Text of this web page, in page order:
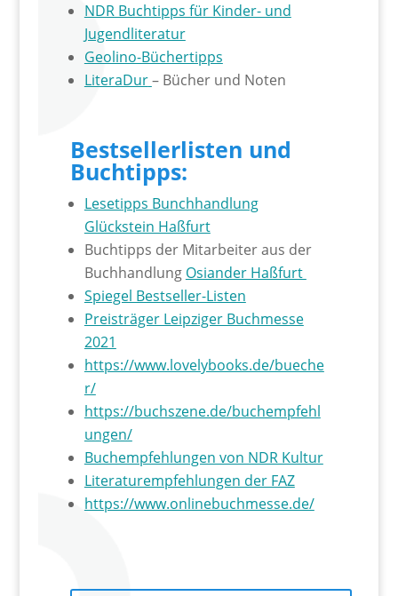
NDR Buchtipps für Kinder- und
Jugendliteratur
Geolino-Büchertipps
LiteraDur– Bücher und Noten
Bestsellerlisten und
Buchtipps:
Lesetipps Bunchhandlung
Glückstein Haßfurt
Buchtipps der Mitarbeiter aus der
Buchhandlung Osiander Haßfurt
Spiegel Bestseller-Listen
Preisträger Leipziger Buchmesse
2021
https://www.lovelybooks.de/bueche
r/
https://buchszene.de/buchempfehl
ungen/
Buchempfehlungen von NDR Kultur
Literaturempfehlungen der FAZ
https://www.onlinebuchmesse.de/